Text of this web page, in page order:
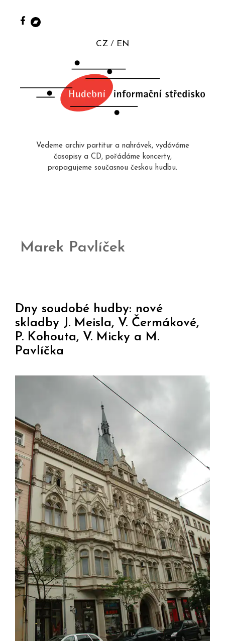
CZ EN
Vedeme archiv partitur a nahrávek, vydáváme
časopisy a CD, pořádáme koncerty,
propagujeme současnou českou hudbu.
Marek Pavlíček
Dny soudobé hudby: nové
skladby J. Meisla, V. Čermákové,
P. Kohouta, V. Micky a M.
Pavlíčka